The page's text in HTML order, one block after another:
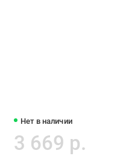
Нет в наличии
3 669 р.